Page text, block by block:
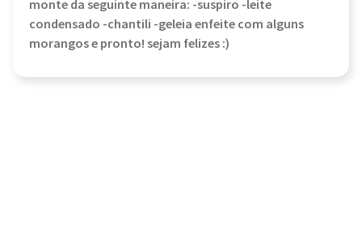
monte da seguinte maneira: -suspiro -leite
condensado -chantili -geleia enfeite com alguns
morangos e pronto! sejam felizes :)